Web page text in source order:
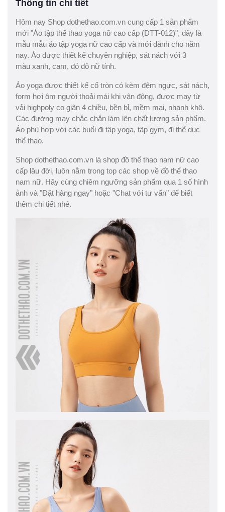
Thông tin chi tiết
Hôm nay Shop dothethao.com.vn cung cấp 1 sản phẩm
mới "Áo tập thể thao yoga nữ cao cấp (DTT-012)", đây là
mẫu mẫu áo tập yoga nữ cao cấp và mới dành cho năm
nay. Áo được thiết kế chuyên nghiệp, sát nách với 3
màu xanh, cam, đỏ đô nữ tính.
Áo yoga được thiết kế cổ tròn có kèm đệm ngực, sát nách,
form hơi ôm người thoải mái khi vận động, được may từ
vải highpoly co giãn 4 chiều, bền bỉ, mềm mại, nhanh khô.
Các đường may chắc chắn làm lên chất lượng sản phẩm.
Áo phù hợp với các buổi đi tập yoga, tập gym, đi thể dục
thể thao.
Shop dothethao.com.vn là shop đồ thể thao nam nữ cao
cấp lâu đời, luôn nằm trong top các shop về đồ thể thao
nam nữ. Hãy cùng chiêm ngưỡng sản phẩm qua 1 số hình
ảnh và "Đặt hàng ngay" hoặc "Chat với tư vấn" để biết
thêm chi tiết nhé.